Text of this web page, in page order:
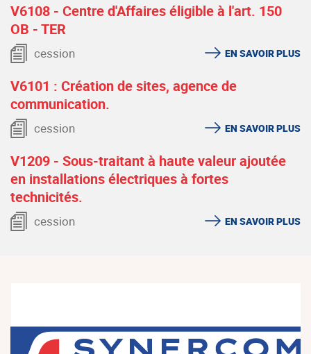
V6108 - Centre d'Affaires éligible à l'art. 150
OB - TER
cession EN SAVOIR PLUS
V6101 : Création de sites, agence de
communication.
cession EN SAVOIR PLUS
V1209 - Sous-traitant à haute valeur ajoutée
en installations électriques à fortes
technicités.
cession EN SAVOIR PLUS